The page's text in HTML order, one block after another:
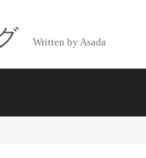
Written by Asada